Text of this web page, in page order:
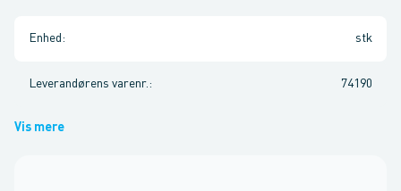
Enhed : stk
Leverandørens varenr. : 74190
Vis mere